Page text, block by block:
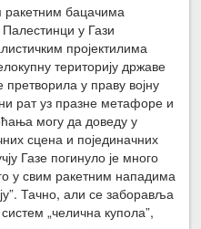
бацачима
Палестинци у Гази
пројектилима
територију државе
у праву војну
рат уз празне метафоре и
могу да доведу у
сцена и појединачних
Газе погинуло је много
у свим ракетним нападима
Тачно, али се заборавља
„челична купола”,